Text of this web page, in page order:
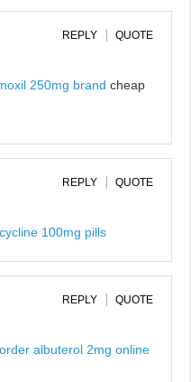
REPLY QUOTE
250mg brand cheap
REPLY QUOTE
100mg pills
REPLY QUOTE
order albuterol 2mg online